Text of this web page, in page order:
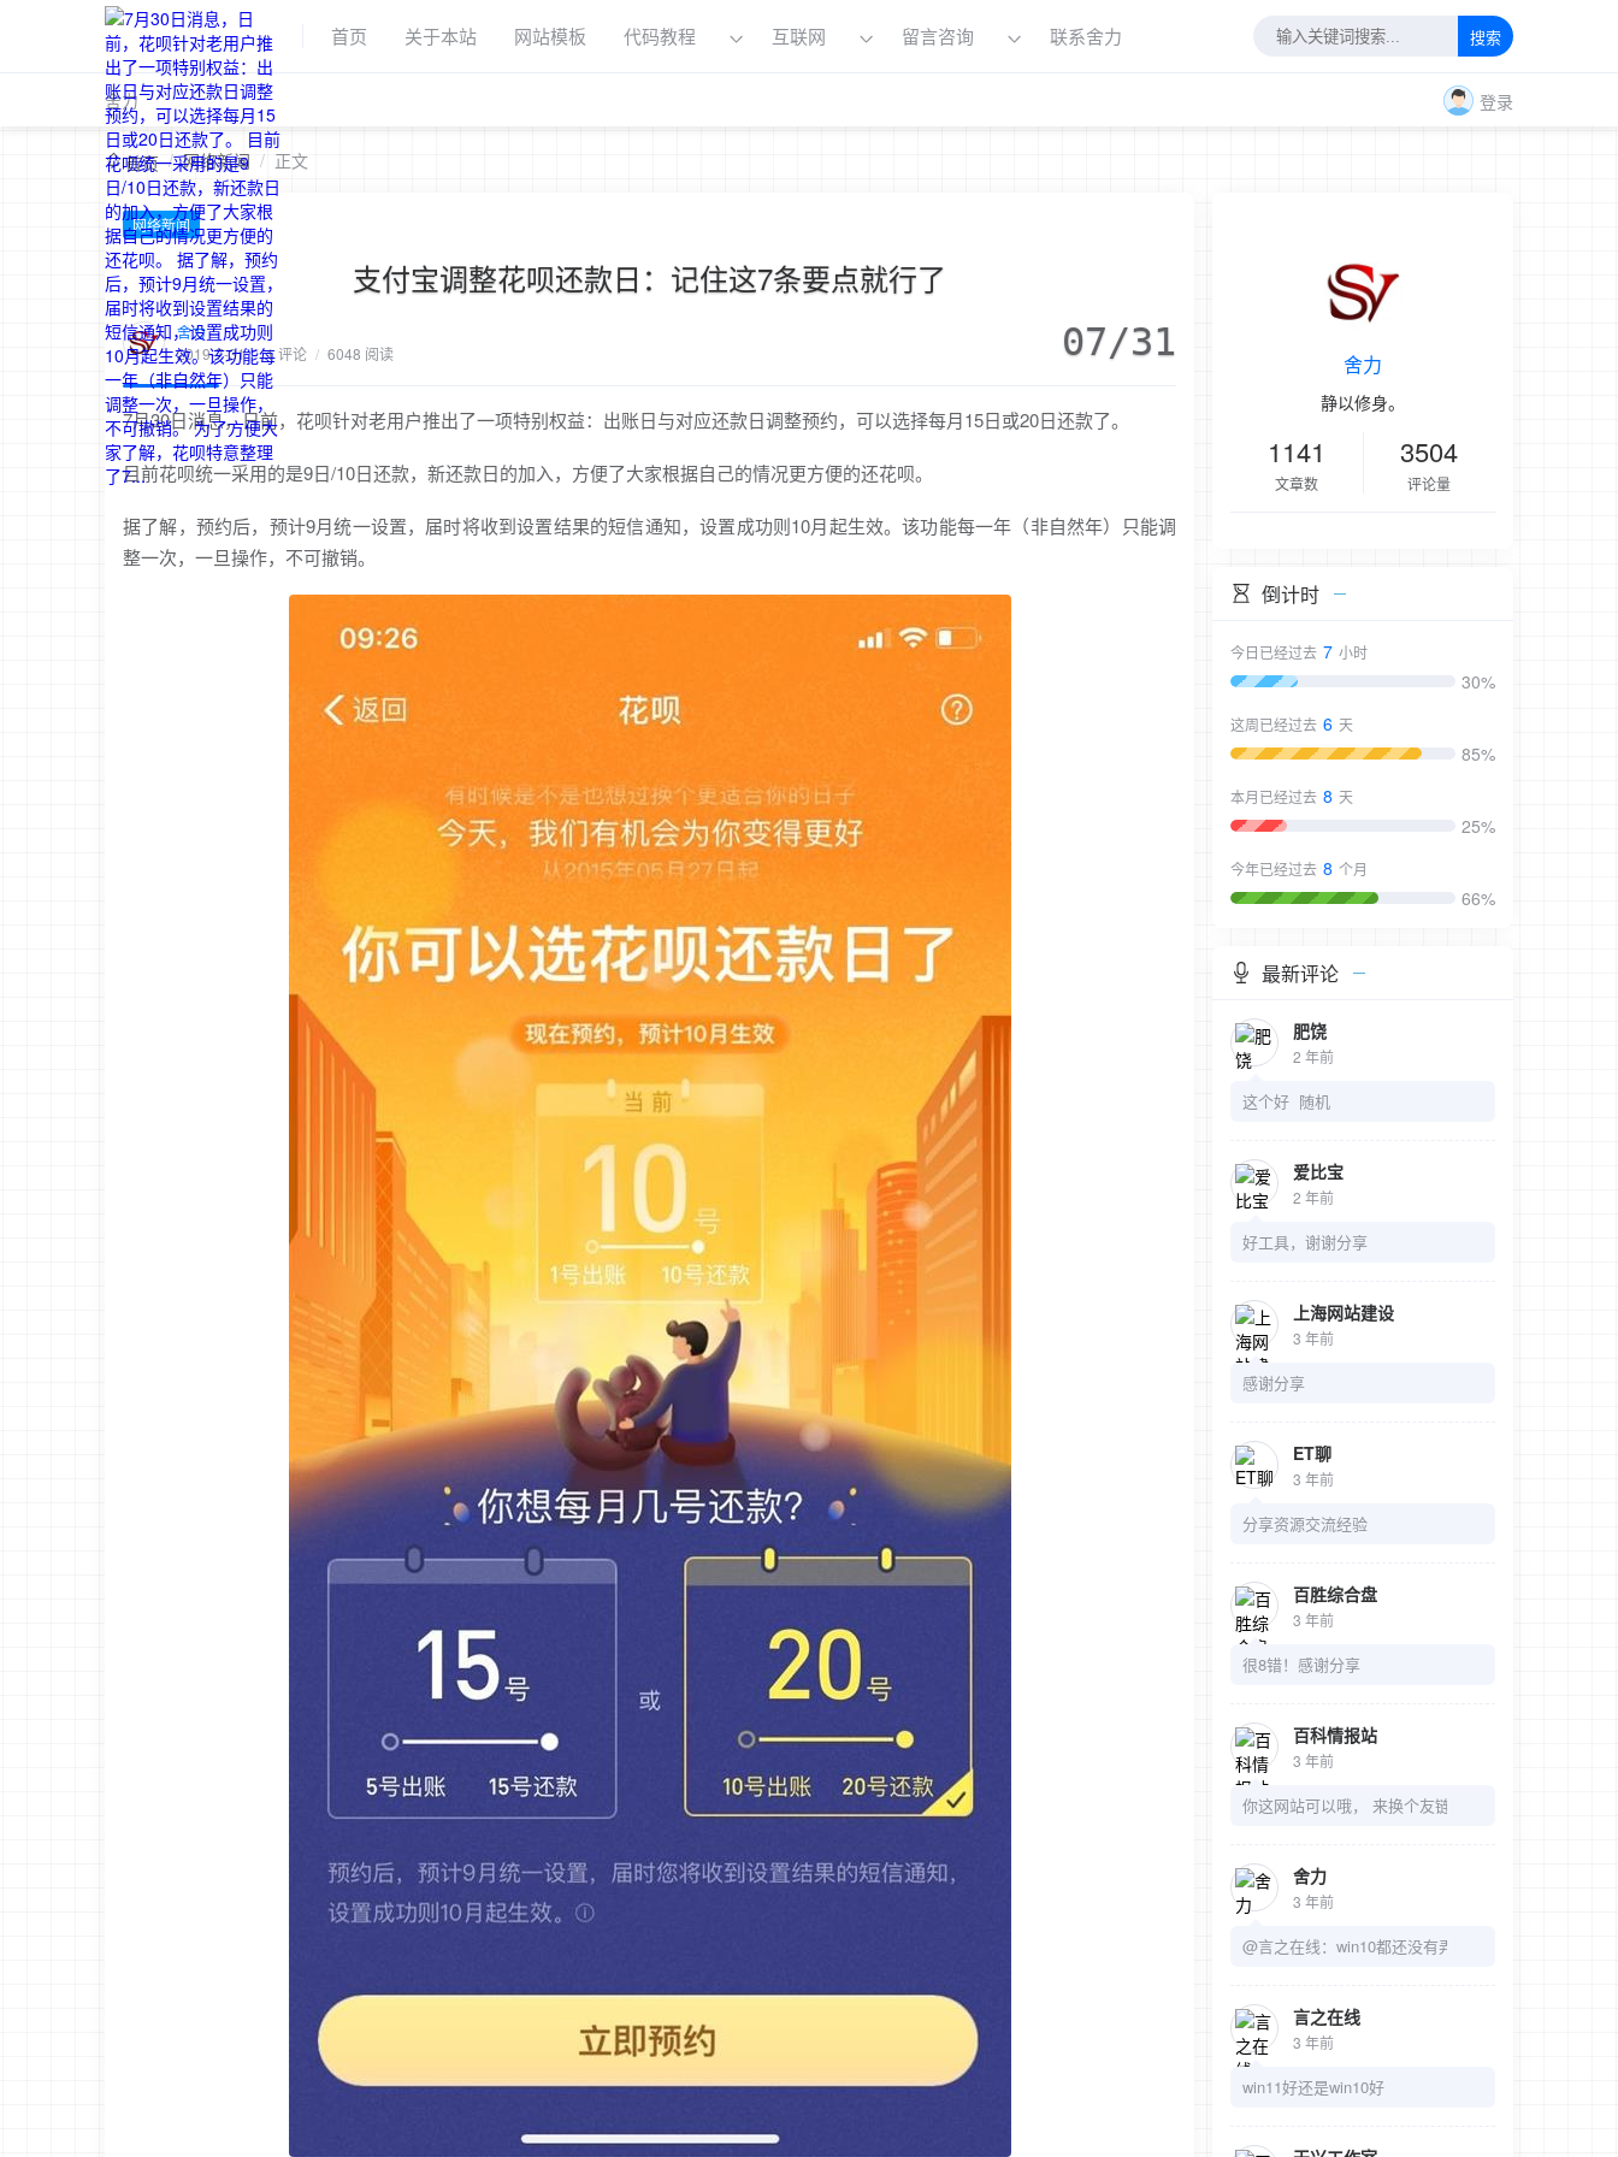
首页 关于本站 网站模板 代码教程 互联网 留言咨询 联系舍力 搜索
舍力 登录
首页 / 网络新闻 / 正文
网络新闻
支付宝调整花呗还款日：记住这7条要点就行了
舍力
2019-7-31 / 1 评论 / 6048 阅读 07/31
7月30日消息，日前，花呗针对老用户推出了一项特别权益：出账日与对应还款日调整预约，可以选择每月15日或20日还款了。
目前花呗统一采用的是9日/10日还款，新还款日的加入，方便了大家根据自己的情况更方便的还花呗。
据了解，预约后，预计9月统一设置，届时将收到设置结果的短信通知，设置成功则10月起生效。该功能每一年（非自然年）只能调
整一次，一旦操作，不可撤销。
舍力
静以修身。
1141
文章数
3504
评论量
倒计时
今日已经过去 7 小时
30%
这周已经过去 6 天
85%
本月已经过去 8 天
25%
今年已经过去 8 个月
66%
最新评论
肥饶
2 年前
这个好 随机
爱比宝
2 年前
好工具，谢谢分享
上海网站建设
3 年前
感谢分享
ET聊
3 年前
分享资源交流经验
百胜综合盘
3 年前
很8错！感谢分享
百科情报站
3 年前
你这网站可以哦， 来换个友链吧
舍力
3 年前
@言之在线：win10都还没有弄明白呢
言之在线
3 年前
win11好还是win10好